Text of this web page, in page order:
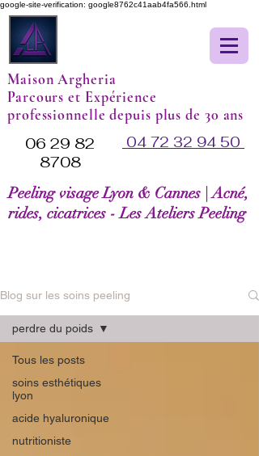
google-site-verification: google8762c41aab4fa566.html
Maison Argheria
Parcours et Expérience
professionnelle depuis plus de 30 ans
06 29 82
8708
04 72 32 94 50
Peeling visage Lyon & Cannes | Acné,
rides, cicatrices - Les Ateliers Peeling
Blog sur les soins peeling
Tous les posts
soins esthétiques
lyon
acide hyaluronique
nutritioniste
perdre du poids